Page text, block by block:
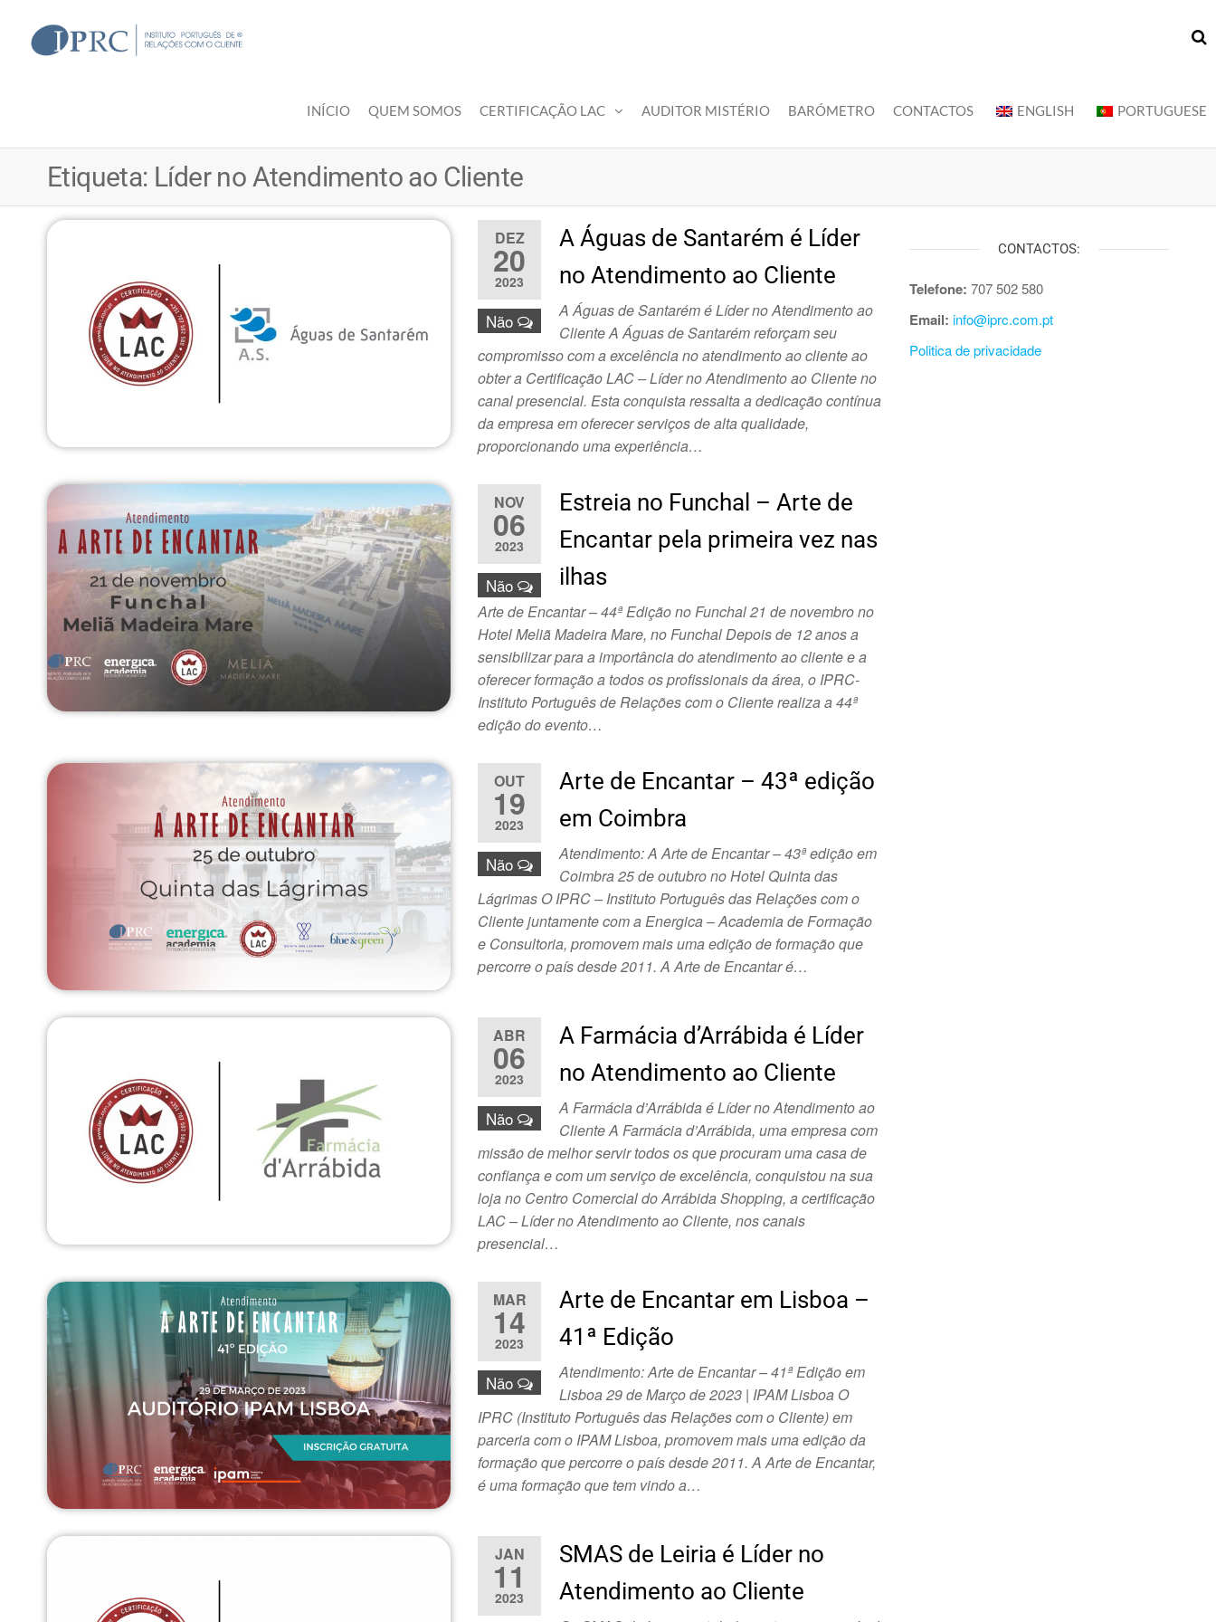
INÍCIO QUEM SOMOS CERTIFICAÇÃO LAC AUDITOR MISTÉRIO BARÓMETRO CONTACTOS ENGLISH PORTUGUESE
Etiqueta: Líder no Atendimento ao Cliente
DEZ
20
2023
Não
A Águas de Santarém é Líder
no Atendimento ao Cliente
A Águas de Santarém é Líder no Atendimento ao
Cliente A Águas de Santarém reforçam seu
compromisso com a excelência no atendimento ao cliente ao
obter a Certificação LAC – Líder no Atendimento ao Cliente no
canal presencial. Esta conquista ressalta a dedicação contínua
da empresa em oferecer serviços de alta qualidade,
proporcionando uma experiência…
NOV
06
2023
Não
Estreia no Funchal – Arte de
Encantar pela primeira vez nas
ilhas
Arte de Encantar – 44ª Edição no Funchal 21 de novembro no
Hotel Meliã Madeira Mare, no Funchal Depois de 12 anos a
sensibilizar para a importância do atendimento ao cliente e a
oferecer formação a todos os profissionais da área, o IPRC-
Instituto Português de Relações com o Cliente realiza a 44ª
edição do evento…
OUT
19
2023
Não
Arte de Encantar – 43ª edição
em Coimbra
Atendimento: A Arte de Encantar – 43ª edição em
Coimbra 25 de outubro no Hotel Quinta das
Lágrimas O IPRC – Instituto Português das Relações com o
Cliente juntamente com a Energica – Academia de Formação
e Consultoria, promovem mais uma edição de formação que
percorre o país desde 2011. A Arte de Encantar é…
ABR
06
2023
Não
A Farmácia d’Arrábida é Líder
no Atendimento ao Cliente
A Farmácia d’Arrábida é Líder no Atendimento ao
Cliente A Farmácia d’Arrábida, uma empresa com
missão de melhor servir todos os que procuram uma casa de
confiança e com um serviço de excelência, conquistou na sua
loja no Centro Comercial do Arrábida Shopping, a certificação
LAC – Líder no Atendimento ao Cliente, nos canais
presencial…
MAR
14
2023
Não
Arte de Encantar em Lisboa –
41ª Edição
Atendimento: Arte de Encantar – 41ª Edição em
Lisboa 29 de Março de 2023 | IPAM Lisboa O
IPRC (Instituto Português das Relações com o Cliente) em
parceria com o IPAM Lisboa, promovem mais uma edição da
formação que percorre o país desde 2011. A Arte de Encantar,
é uma formação que tem vindo a…
JAN
11
2023
SMAS de Leiria é Líder no
Atendimento ao Cliente
CONTACTOS:
Telefone: 707 502 580
Email: info@iprc.com.pt
Politica de privacidade